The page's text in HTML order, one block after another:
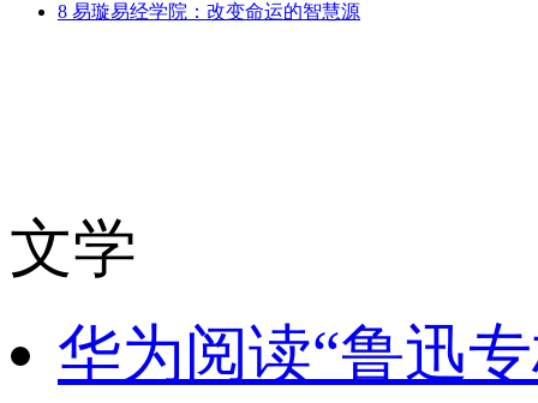
8 易璇易经学院：改变命运的智慧源
文学
华为阅读“鲁迅